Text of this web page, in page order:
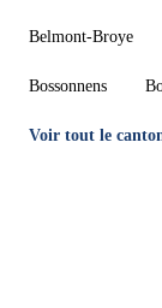
Belmont-Broye
Bossonnens
Voir tout le